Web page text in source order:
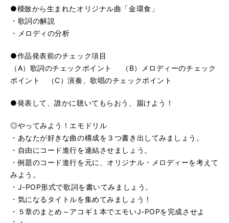
●模倣から生まれたオリジナル曲「金環食」
・歌詞の解説
・メロディの分析
●作品発表前のチェック項目
（A）歌詞のチェックポイント （B）メロディーのチェック
ポイント （C）演奏、歌唱のチェックポイント
●発表して、誰かに聴いてもらおう、届けよう！
◎やってみよう！エモドリル
・あなたが好きな曲の構成を３つ書き出してみましょう。
・自由にコード進行を連結させましょう。
・例題のコード進行を元に、オリジナル・メロディーを考えて
みよう。
・J-POP形式で歌詞を書いてみましょう。
・気になるタイトルを集めてみましょう！
・５章のまとめ～アコギ１本でエモいJ-POPを完成させよ